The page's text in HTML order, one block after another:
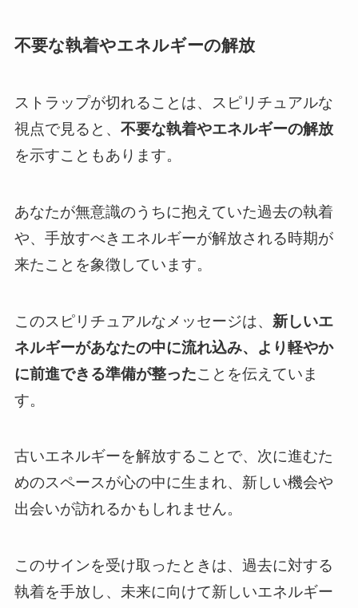
不要な執着やエネルギーの解放
ストラップが切れることは、スピリチュアルな
視点で見ると、 不要な執着やエネルギーの解放
を示すこともあります。
あなたが無意識のうちに抱えていた過去の執着
や、手放すべきエネルギーが解放される時期が
来たことを象徴しています。
このスピリチュアルなメッセージは、 新しいエ
ネルギーがあなたの中に流れ込み、より軽やか
に前進できる準備が整ったことを伝えていま
す。
古いエネルギーを解放することで、次に進むた
めのスペースが心の中に生まれ、新しい機会や
出会いが訪れるかもしれません。
このサインを受け取ったときは、過去に対する
執着を手放し、未来に向けて新しいエネルギー